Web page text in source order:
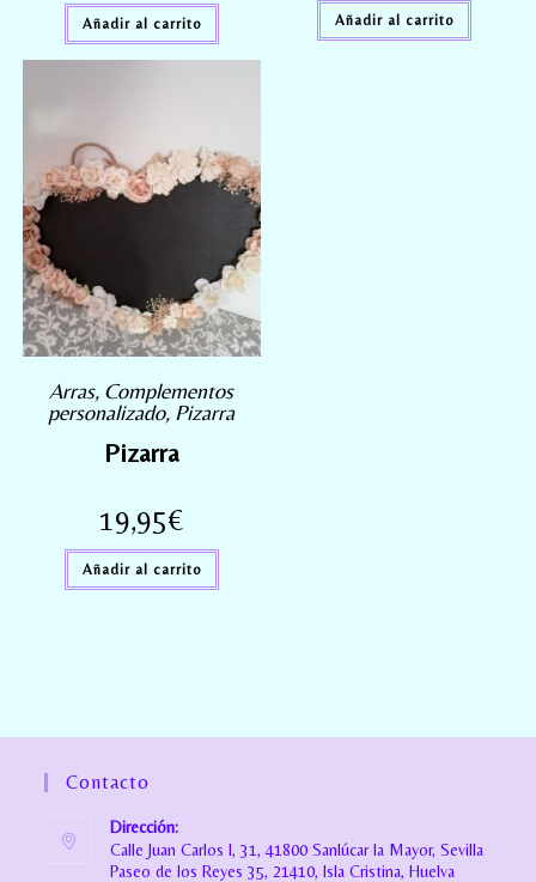
Añadir al carrito Añadir al carrito
Arras, Complementos
personalizado, Pizarra
Pizarra
19,95€
Añadir al carrito
Contacto
Dirección:
Calle Juan Carlos I, 31, 41800 Sanlúcar la Mayor, Sevilla
Paseo de los Reyes 35, 21410, Isla Cristina, Huelva